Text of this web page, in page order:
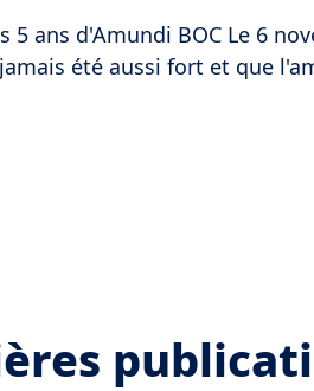
5 ans d'Amundi BOC Le 6
été aussi fort et que